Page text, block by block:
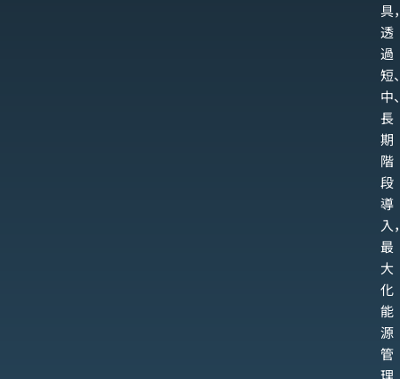
具
透
過
短
中
長
期
階
段
導
入
最
大
化
能
源
管
理